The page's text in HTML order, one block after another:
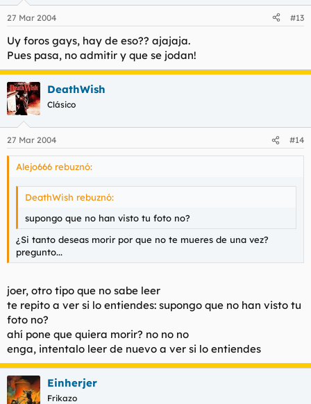
27 Mar 2004 #13
Uy foros gays, hay de eso?? ajajaja.
Pues pasa, no admitir y que se jodan!
DeathWish
Clásico
27 Mar 2004 #14
Alejo666 rebuznó:
DeathWish rebuznó:
supongo que no han visto tu foto no?
¿Si tanto deseas morir por que no te mueres de una vez?
pregunto...
joer, otro tipo que no sabe leer
te repito a ver si lo entiendes: supongo que no han visto tu
foto no?
ahí pone que quiera morir? no no no
enga, intentalo leer de nuevo a ver si lo entiendes
Einherjer
Frikazo